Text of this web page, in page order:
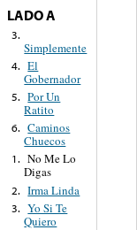
LADO A
3.
Simplemente
4. El
Gobernador
5. Por Un
Ratito
6. Caminos
Chuecos
1. No Me Lo
Digas
2. Irma Linda
3. Yo Si Te
Quiero